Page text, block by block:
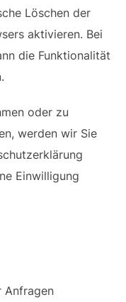
Löschen der
aktivieren. Bei
die Funktionalität
oder zu
werden wir Sie
Einwilligung
Anfragen